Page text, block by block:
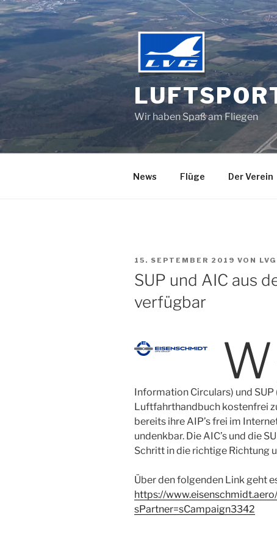
Zum
Inhalt
springen
Wir haben Spaß am Fliegen
News Flüge Der Verein
VERÖFFENTLICHT
AM
15. SEPTEMBER 2019 VON
SUP und AIC aus
verfügbar
W
Information Circulars) und
Luftfahrthandbuch kostenfrei
bereits ihre AIP’s frei im
undenkbar. Die AIC’s und die
Schritt in die richtige Richtung
Über den folgenden Link geht
https://
sPartner=sCampaign3342